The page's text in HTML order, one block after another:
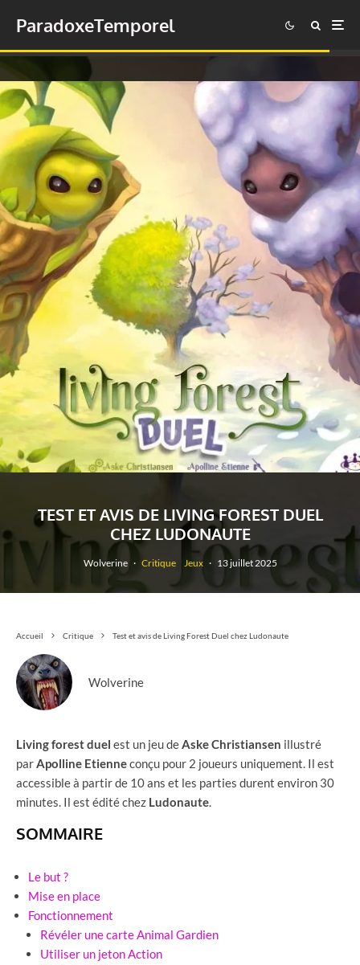
ParadoxeTemporel
TEST ET AVIS DE LIVING FOREST DUEL
CHEZ LUDONAUTE
Wolverine · Critique Jeux · 13 juillet 2025
Accueil Critique Test et avis de Living Forest Duel chez Ludonaute
Wolverine
Living forest duel est un jeu deAske Christiansen illustré
parApolline Etienneconçu pour 2 joueurs uniquement. Il est
accessible à partir de 10 ans et les parties durent environ 30
minutes. Il est édité chez Ludonaute.
SOMMAIRE
Le but ?
Mise en place
Fonctionnement
Révéler une carte Animal Gardien
Utiliser un jeton Action